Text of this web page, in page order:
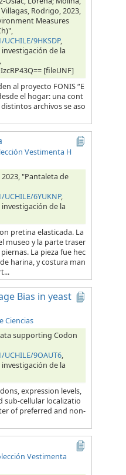
Rodrigo, 2023,
Measures
9HKSDP,
de la
[fileUNF]
al proyecto FONIS “E
el hogar: una cont
archivos se aso
Vestimenta H
"Pantaleta de
6YUKNP,
de la
pretina elasticada. La
museo y la parte traser
La pieza fue hec
harina, y costura man
Bias in yeast
Ciencias
supporting Codon
9OAUT6,
de la
expression levels,
sub-cellular localizatio
of preferred and non-
Vestimenta